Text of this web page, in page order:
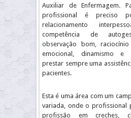
Auxiliar de Enfermagem.
profissional é preciso
relacionamento
competência de
observação bom,
emocional, dinamismo e
prestar sempre uma
pacientes.
Esta é uma área com um
variada, onde o profissional
profissão em creches,